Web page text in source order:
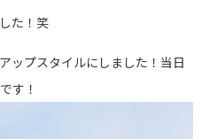
た！笑
ップスタイルにしました！当日
す！